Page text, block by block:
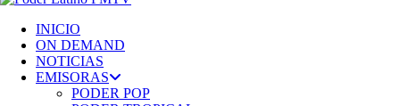
INICIO
ON DEMAND
NOTICIAS
EMISORAS
PODER POP